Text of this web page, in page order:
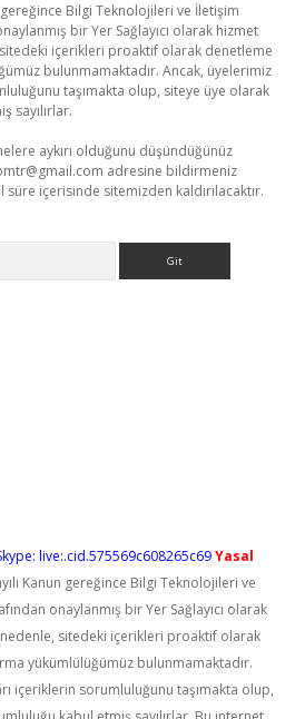
gereğince Bilgi Teknolojileri ve İletişim
bir Yer Sağlayıcı olarak hizmet
içerikleri proaktif olarak denetleme
bulunmamaktadır. Ancak, üyelerimiz
taşımakta olup, siteye üye olarak
sayılırlar.
aykırı olduğunu düşündüğünüz
adresine bildirmeniz
içerisinde sitemizden kaldırılacaktır.
live:.cid.575569c608265c69Yasal
Kanun gereğince Bilgi Teknolojileri ve
onaylanmış bir Yer Sağlayıcı olarak
sitedeki içerikleri proaktif olarak
yükümlülüğümüz bulunmamaktadır.
içeriklerin sorumluluğunu taşımakta olup,